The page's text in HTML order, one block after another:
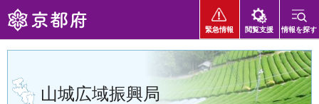
京都府
緊急情報 閲覧支援 情報を探す
山城広域振興局